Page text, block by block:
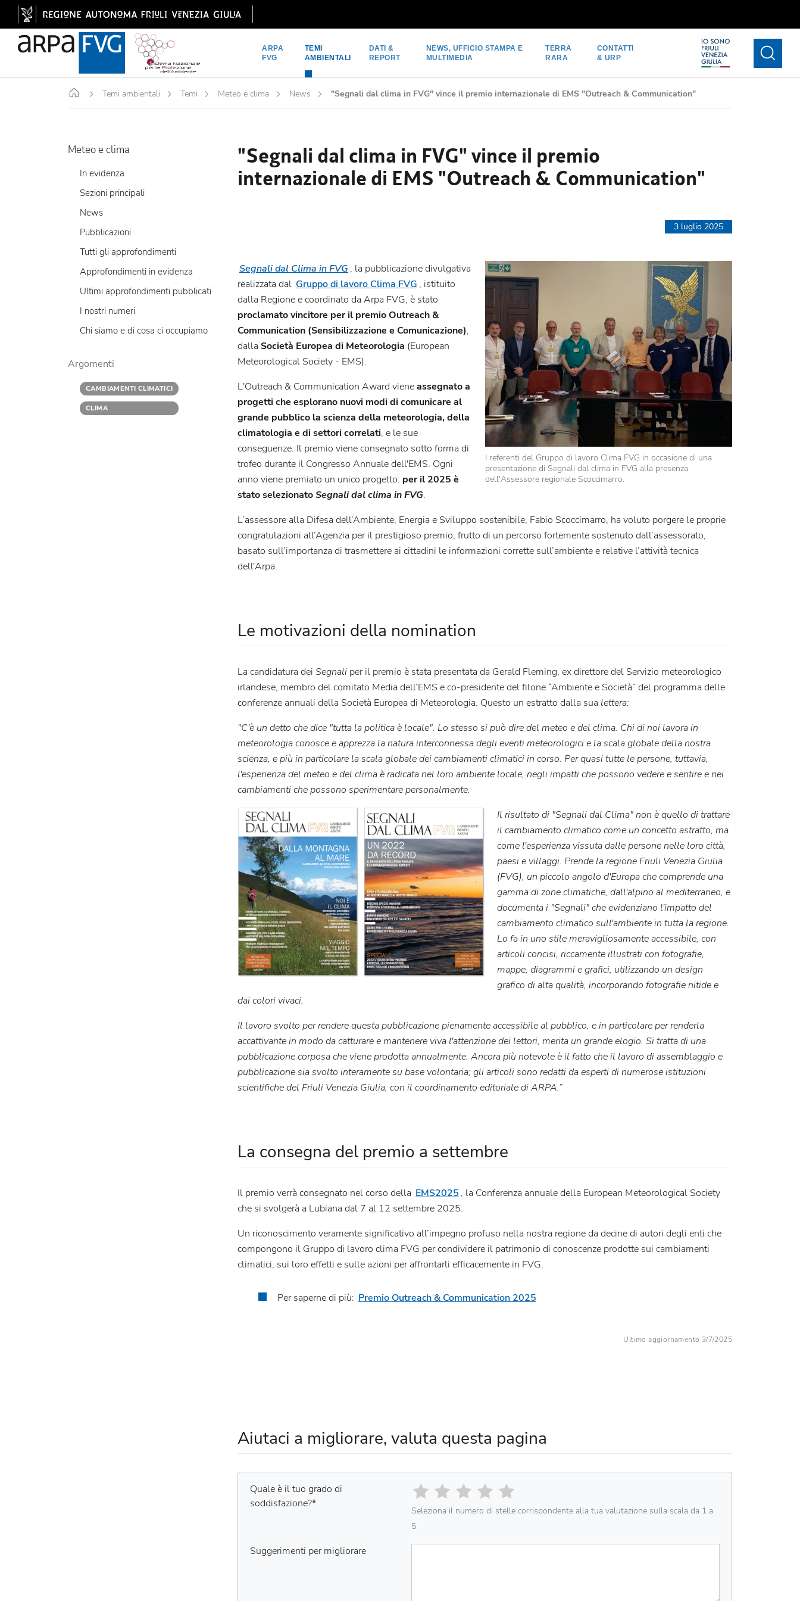
ARPA
FVG
TEMI
AMBIENTALI
DATI &
REPORT
NEWS, UFFICIO STAMPA E
MULTIMEDIA
TERRA
RARA
CONTATTI
& URP
Home Temi ambientali Temi Meteo e clima News "Segnali dal clima in FVG" vince il premio internazionale di EMS "Outreach & Communication"
Meteo e clima
In evidenza
Sezioni principali
News
Pubblicazioni
Tutti gli approfondimenti
Approfondimenti in evidenza
Ultimi approfondimenti pubblicati
I nostri numeri
Chi siamo e di cosa ci occupiamo
Argomenti
CAMBIAMENTI CLIMATICI
CLIMA
"Segnali dal clima in FVG" vince il premio
internazionale di EMS "Outreach & Communication"
3 luglio 2025
I referenti del Gruppo di lavoro Clima FVG in occasione di una
presentazione di Segnali dal clima in FVG alla presenza
dell'Assessore regionale Scoccimarro.
Segnali dal Clima in FVG , la pubblicazione divulgativa
realizzata dal Gruppo di lavoro Clima FVG , istituito
dalla Regione e coordinato da Arpa FVG, è stato
proclamato vincitore per il premio Outreach &
Communication (Sensibilizzazione e Comunicazione),
dalla Società Europea di Meteorologia (European
Meteorological Society - EMS).
L'Outreach & Communication Award vieneassegnato a
progetti che esplorano nuovi modi di comunicare al
grande pubblico la scienza della meteorologia, della
climatologia e di settori correlati, e le sue
conseguenze. Il premio viene consegnato sotto forma di
trofeo durante il Congresso Annuale dell'EMS. Ogni
anno viene premiato un unico progetto: per il 2025 è
stato selezionatoSegnali dal clima in FVG.
L’assessore alla Difesa dell’Ambiente, Energia e Sviluppo sostenibile, Fabio Scoccimarro, ha voluto porgere le proprie
congratulazioni all’Agenzia per il prestigioso premio, frutto di un percorso fortemente sostenuto dall’assessorato,
basato sull’importanza di trasmettere ai cittadini le informazioni corrette sull’ambiente e relative l’attività tecnica
dell'Arpa.
Le motivazioni della nomination
La candidatura dei Segnali per il premio è stata presentata da Gerald Fleming, ex direttore del Servizio meteorologico
irlandese, membro del comitato Media dell’EMS e co-presidente del filone “Ambiente e Società” del programma delle
conferenze annuali della Società Europea di Meteorologia. Questo un estratto dalla sua lettera:
"C'è un detto che dice "tutta la politica è locale". Lo stesso si può dire del meteo e del clima. Chi di noi lavora in
meteorologia conosce e apprezza la natura interconnessa degli eventi meteorologici e la scala globale della nostra
scienza, e più in particolare la scala globale dei cambiamenti climatici in corso. Per quasi tutte le persone, tuttavia,
l'esperienza del meteo e del clima è radicata nel loro ambiente locale, negli impatti che possono vedere e sentire e nei
cambiamenti che possono sperimentare personalmente.
Il risultato di "Segnali dal Clima" non è quello di trattare
il cambiamento climatico come un concetto astratto, ma
come l'esperienza vissuta dalle persone nelle loro città,
paesi e villaggi. Prende la regione Friuli Venezia Giulia
(FVG), un piccolo angolo d'Europa che comprende una
gamma di zone climatiche, dall'alpino al mediterraneo, e
documenta i "Segnali" che evidenziano l'impatto del
cambiamento climatico sull'ambiente in tutta la regione.
Lo fa in uno stile meravigliosamente accessibile, con
articoli concisi, riccamente illustrati con fotografie,
mappe, diagrammi e grafici, utilizzando un design
grafico di alta qualità, incorporando fotografie nitide e
dai colori vivaci.
Il lavoro svolto per rendere questa pubblicazione pienamente accessibile al pubblico, e in particolare per renderla
accattivante in modo da catturare e mantenere viva l'attenzione dei lettori, merita un grande elogio. Si tratta di una
pubblicazione corposa che viene prodotta annualmente. Ancora più notevole è il fatto che il lavoro di assemblaggio e
pubblicazione sia svolto interamente su base volontaria; gli articoli sono redatti da esperti di numerose istituzioni
scientifiche del Friuli Venezia Giulia, con il coordinamento editoriale di ARPA.”
La consegna del premio a settembre
Il premio verrà consegnato nel corso della EMS2025 , la Conferenza annuale della European Meteorological Society
che si svolgerà a Lubiana dal 7 al 12 settembre 2025.
Un riconoscimento veramente significativo all’impegno profuso nella nostra regione da decine di autori degli enti che
compongono il Gruppo di lavoro clima FVG per condividere il patrimonio di conoscenze prodotte sui cambiamenti
climatici, sui loro effetti e sulle azioni per affrontarli efficacemente in FVG.
Per saperne di più: Premio Outreach & Communication 2025
Ultimo aggiornamento 3/7/2025
Aiutaci a migliorare, valuta questa pagina
Quale è il tuo grado di
soddisfazione?*
Seleziona il numero di stelle corrispondente alla tua valutazione sulla scala da 1 a
5
Suggerimenti per migliorare